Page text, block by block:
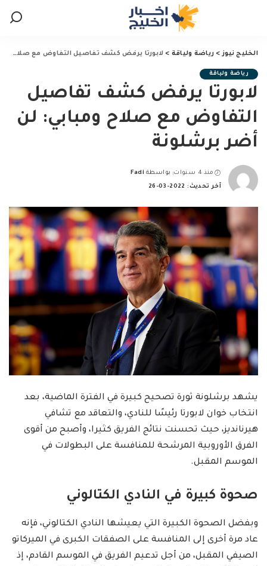
الخليج نيوز> رياضة ولياقة > لابورتا يرفض كشف تفاصيل التفاوض مع صلاح ومبابي: لن أضر برشلونة
رياضة ولياقة
لابورتا يرفض كشف تفاصيل
التفاوض مع صلاح ومبابي: لن
أضر برشلونة
منذ 4 سنوات
Posted
by
بواسطة Fadi
آخر تحديث: 2022-03-26
يشهد برشلونة ثورة تصحيح كبيرة في الفترة الماضية، بعد
انتخاب خوان لابورتا رئيسًا للنادي، والتعاقد مع تشافي
هيرنانديز، حيث تحسنت نتائج الفريق كثيرا، وأصبح من أقوى
الفرق الأوروبية المرشحة للمنافسة على البطولات في
الموسم المقبل.
صحوة كبيرة في النادي الكتالوني
وبفضل الصحوة الكبيرة التي يعيشها النادي الكتالوني، فإنه
عاد مرة أخرى إلى المنافسة على الصفقات الكبرى في الميركاتو
الصيفي المقبل، من أجل تدعيم الفريق في الموسم القادم، إذ